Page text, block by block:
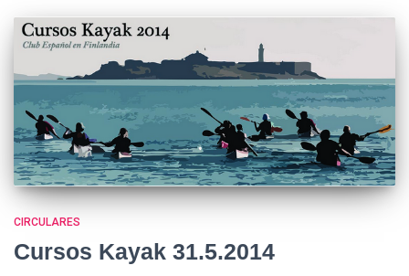
CIRCULARES
Cursos Kayak 31.5.2014